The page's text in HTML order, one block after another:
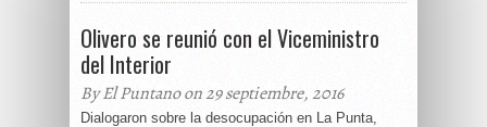
Olivero se reunió con el Viceministro
del Interior
By El Puntano on 29 septiembre, 2016
Dialogaron sobre la desocupación en La Punta,